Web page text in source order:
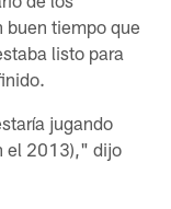
buen tiempo que
listo para
jugando
el 2013)," dijo